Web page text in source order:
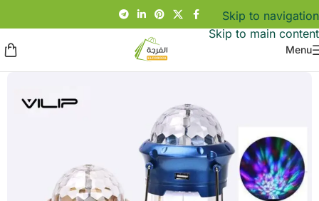
Skip to navigation
Skip to main content
Menu